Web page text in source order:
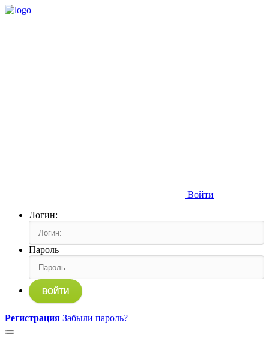
Войти
Логин:
Пароль
ВОЙТИ
Регистрация Забыли пароль?